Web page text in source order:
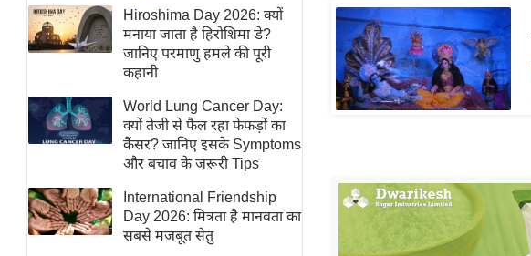
Hindi
क्रिकेट
IPL
ई-पेपर
मिसाल बेमिसाल
यंग इंडिया
साहित्य जगत
Hiroshima Day 2026: क्यों
मनाया जाता है हिरोशिमा डे?
जानिए परमाणु हमले की पूरी
कहानी
World Lung Cancer Day:
क्यों तेजी से फैल रहा फेफड़ों का
कैंसर? जानिए इसके Symptoms
और बचाव के जरूरी Tips
International Friendship
Day 2026: मित्रता है मानवता का
सबसे मजबूत सेतु